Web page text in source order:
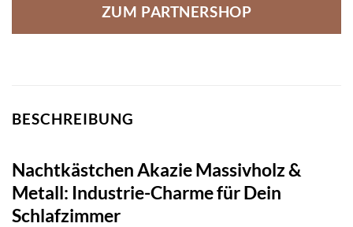
ZUM PARTNERSHOP
BESCHREIBUNG
Nachtkästchen Akazie Massivholz &
Metall: Industrie-Charme für Dein
Schlafzimmer